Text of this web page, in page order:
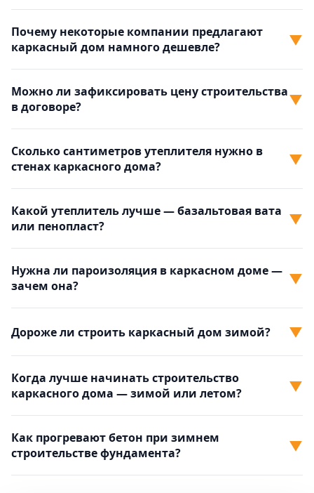
Почему некоторые компании предлагают
каркасный дом намного дешевле?
▼
Можно ли зафиксировать цену строительства
в договоре?
▼
Сколько сантиметров утеплителя нужно в
стенах каркасного дома?
▼
Какой утеплитель лучше — базальтовая вата
или пенопласт?
▼
Нужна ли пароизоляция в каркасном доме —
зачем она?
▼
Дороже ли строить каркасный дом зимой? ▼
Когда лучше начинать строительство
каркасного дома — зимой или летом?
▼
Как прогревают бетон при зимнем
строительстве фундамента?
▼